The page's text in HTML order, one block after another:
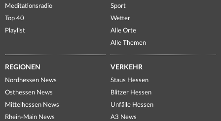
Meditationsradio
Top 40
Playlist
Sport
Wetter
Alle Orte
Alle Themen
REGIONEN
Nordhessen News
Osthessen News
Mittelhessen News
Rhein-Main News
VERKEHR
Staus Hessen
Blitzer Hessen
Unfälle Hessen
A3 News